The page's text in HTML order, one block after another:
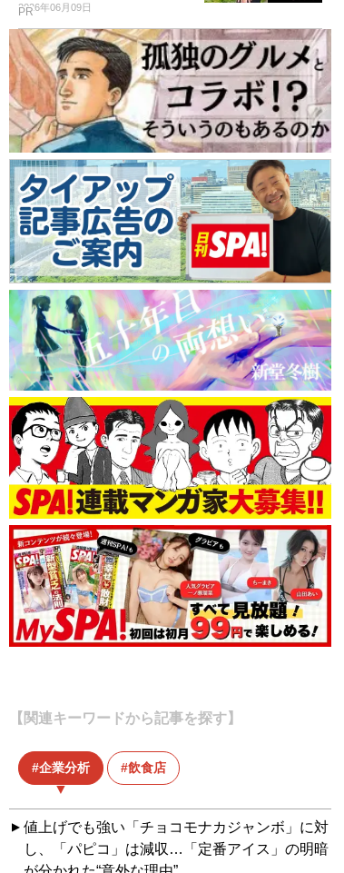
2026年06月09日
PR
【関連キーワードから記事を探す】
企業分析 飲食店
値上げでも強い「チョコモナカジャンボ」に対
し、「パピコ」は減収…「定番アイス」の明暗